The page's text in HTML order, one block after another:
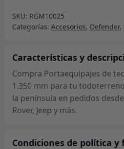
de
acero
Deluxe
1.850
x
1.350
mm
SKU: RGM10025
Categorías: Accesorios, Defender,
Características y
Compra Portaequipajes de
1.350 mm para tu
la península en pedidos
Rover, Jeep y más.
Condiciones de política y